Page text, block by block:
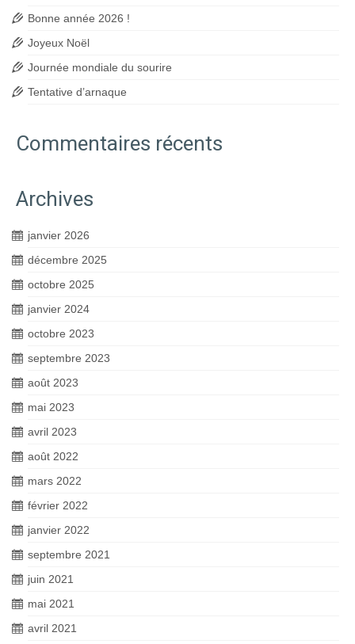
Bonne année 2026 !
Joyeux Noël
Journée mondiale du sourire
Tentative d’arnaque
Commentaires récents
Archives
janvier 2026
décembre 2025
octobre 2025
janvier 2024
octobre 2023
septembre 2023
août 2023
mai 2023
avril 2023
août 2022
mars 2022
février 2022
janvier 2022
septembre 2021
juin 2021
mai 2021
avril 2021